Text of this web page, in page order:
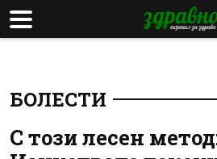
БОЛЕСТИ
С този лесен